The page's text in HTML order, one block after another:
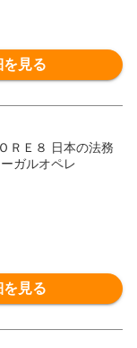
を見る
ＲＥ８ 日本の法務
ガルオペレ
を見る